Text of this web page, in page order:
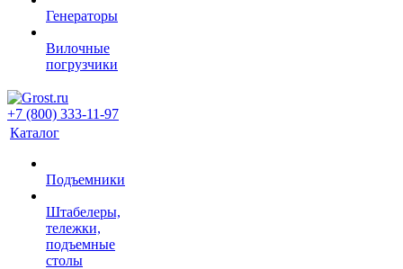
Генераторы
Вилочные
погрузчики
+7 (800) 333-11-97
Каталог
Подъемники
Штабелеры,
тележки,
подъемные
столы